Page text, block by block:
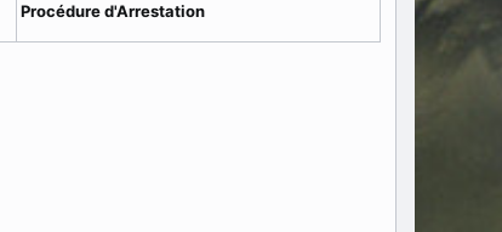
Procédure d'Arrestation